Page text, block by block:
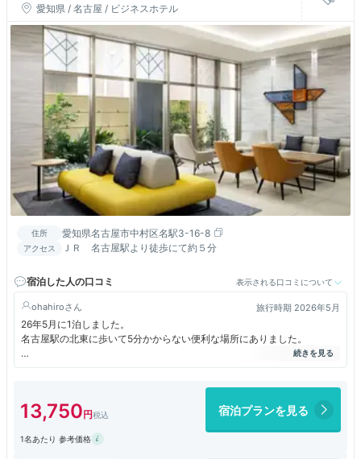
屋駅前
愛知県 / 名古屋 / ビジネスホテル
住所 愛知県名古屋市中村区名駅3-16-8
アクセス ＪＲ 名古屋駅より徒歩にて約５分
宿泊した人の口コミ 表示される口コミについて
ohahiro 旅行時期 2026年5月
26年5月に1泊しました。
名古屋駅の北東に歩いて5分かからない便利な場所にありました。
チェックインのスタッフは外国人の方でしたが、日本語で非常に丁寧に
部屋は横浜西のフォーポイントと全くかほぼ同じというくらい似ていて、
ほんの少し古いかなという程度ですが、きれいで快適でした。部屋に使い
捨てスリッパもありましたが、水のペットボトルはありません。
13,750 宿泊プランを見る
1名あたり 参考価格